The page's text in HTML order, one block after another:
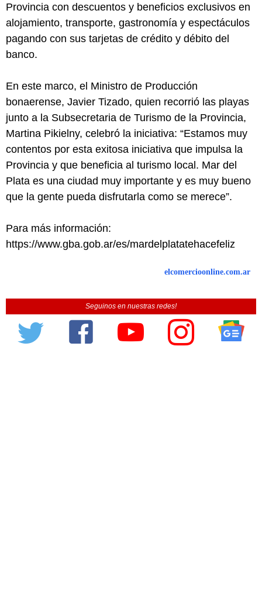
Provincia con descuentos y beneficios exclusivos en
alojamiento, transporte, gastronomía y espectáculos
pagando con sus tarjetas de crédito y débito del
banco.
En este marco, el Ministro de Producción
bonaerense, Javier Tizado, quien recorrió las playas
junto a la Subsecretaria de Turismo de la Provincia,
Martina Pikielny, celebró la iniciativa: “Estamos muy
contentos por esta exitosa iniciativa que impulsa la
Provincia y que beneficia al turismo local. Mar del
Plata es una ciudad muy importante y es muy bueno
que la gente pueda disfrutarla como se merece”.
Para más información:
https://www.gba.gob.ar/es/mardelplatatehacefeliz
elcomercioonline.com.ar
Seguinos en nuestras redes!